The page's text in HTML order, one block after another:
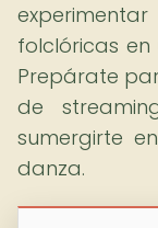
folclóricas
Prepárate
de
sumergirte
danza.